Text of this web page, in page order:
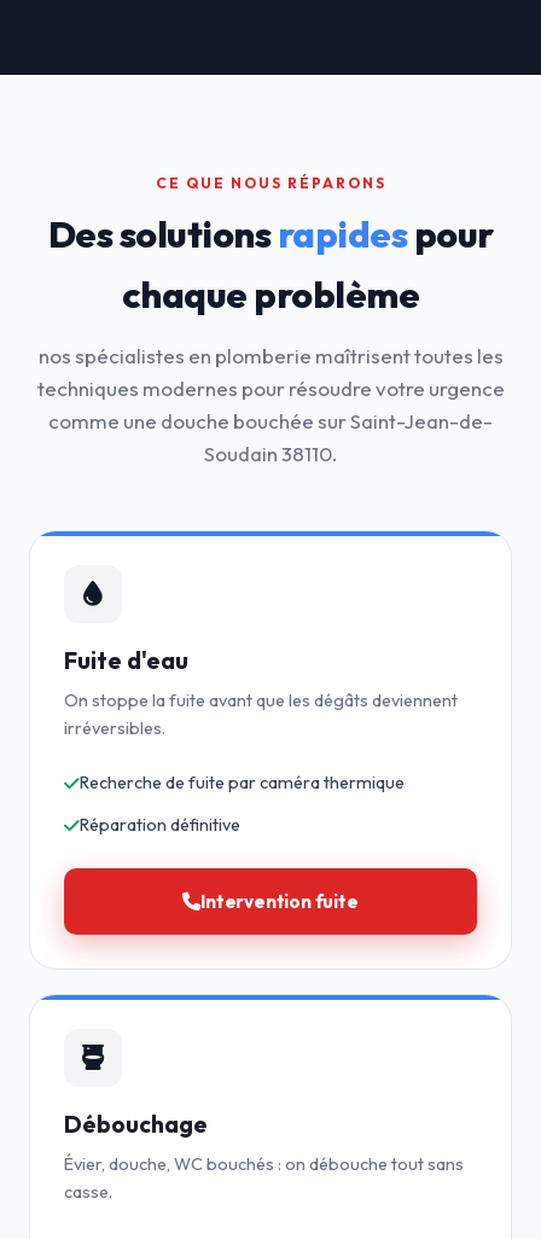
CE QUE NOUS RÉPARONS
Des solutionsrapidespour
chaque problème
nos spécialistes en plomberie maîtrisent toutes les
techniques modernes pour résoudre votre urgence
comme une douche bouchée sur Saint-Jean-de-
Soudain 38110.
Fuite d'eau
On stoppe la fuite avant que les dégâts deviennent
irréversibles.
Recherche de fuite par caméra thermique
Réparation définitive
Intervention fuite
Débouchage
Évier, douche, WC bouchés : on débouche tout sans
casse.